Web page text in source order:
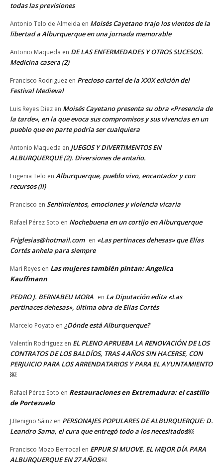
todas las previsiones
Antonio Telo de Almeida en Moisés Cayetano trajo los vientos de la
libertad a Alburquerque en una jornada memorable
Antonio Maqueda en DE LAS ENFERMEDADES Y OTROS SUCESOS.
Medicina casera (2)
Francisco Rodriguez en Precioso cartel de la XXIX edición del
Festival Medieval
Luis Reyes Diez en Moisés Cayetano presenta su obra «Presencia de
la tarde», en la que evoca sus compromisos y sus vivencias en un
pueblo que en parte podría ser cualquiera
Antonio Maqueda en JUEGOS Y DIVERTIMENTOS EN
ALBURQUERQUE (2). Diversiones de antaño.
Eugenia Telo en Alburquerque, pueblo vivo, encantador y con
recursos (II)
Francisco en Sentimientos, emociones y violencia vicaria
Rafael Pérez Soto en Nochebuena en un cortijo en Alburquerque
Friglesias@hotmail.com en «Las pertinaces dehesas» que Elías
Cortés anhela para siempre
Mari Reyes en Las mujeres también pintan: Angelica
Kauffmann
PEDRO J. BERNABEU MORA en La Diputación edita «Las
pertinaces dehesas», última obra de Elías Cortés
Marcelo Poyato en ¿Dónde está Alburquerque?
Valentín Rodriguez en EL PLENO APRUEBA LA RENOVACIÓN DE LOS
CONTRATOS DE LOS BALDÍOS, TRAS 4 AÑOS SIN HACERSE, CON
PERJUICIO PARA LOS ARRENDATARIOS Y PARA EL AYUNTAMIENTO
￼
Rafael Pérez Soto en Restauraciones en Extremadura: el castillo
de Portezuelo
J.Benigno Sáinz en PERSONAJES POPULARES DE ALBURQUERQUE: D.
Leandro Sama, el cura que entregó todo a los necesitados￼
Francisco Mozo Berrocal en EPPUR SI MUOVE. EL MEJOR DÍA PARA
ALBURQUERQUE EN 27 AÑOS￼